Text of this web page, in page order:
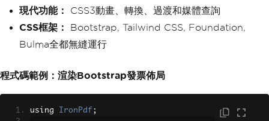
現代功能：
CSS3動畫、轉換、過渡和媒體查詢
CSS框架：
Bootstrap, Tailwind CSS, Foundation,
Bulma全都無縫運行
程式碼範例：渲染Bootstrap發票佈局
using IronPdf ;